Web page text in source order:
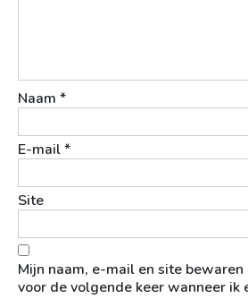
Naam *
E-mail*
Site
Mijn naam, e-mail en site
voor de volgende keer wanneer ik